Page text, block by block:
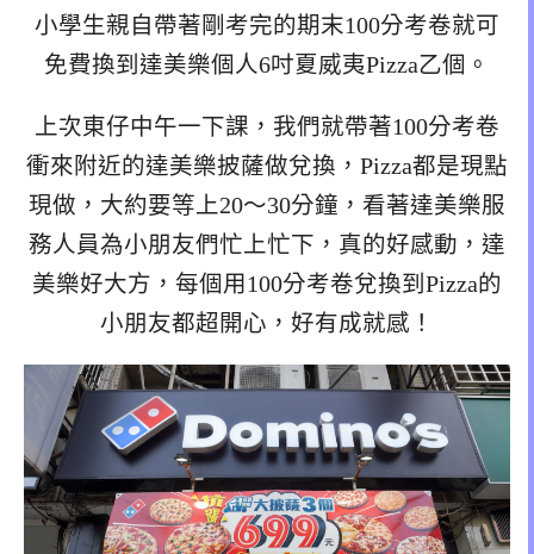
小學生親自帶著剛考完的期末100分考卷就可
免費換到達美樂個人6吋夏威夷Pizza乙個。
上次東仔中午一下課，我們就帶著100分考卷
衝來附近的達美樂披薩做兌換，Pizza都是現點
現做，大約要等上20～30分鐘，看著達美樂服
務人員為小朋友們忙上忙下，真的好感動，達
美樂好大方，每個用100分考卷兌換到Pizza的
小朋友都超開心，好有成就感！